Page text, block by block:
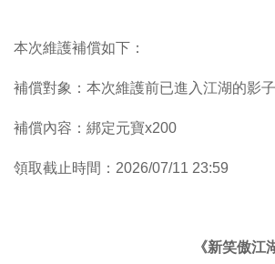
本次維護補償如下：
補償對象：本次維護前已進入江湖的影子
補償內容：綁定元寶x200
領取截止時間：2026/07/11 23:59
《新笑傲江